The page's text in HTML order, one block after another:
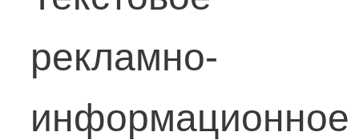
рекламно-
информационное